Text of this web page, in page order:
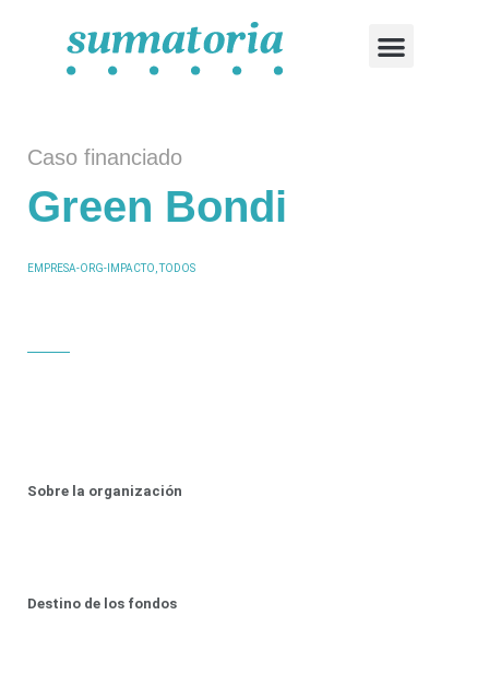
Caso financiado
Green Bondi
EMPRESA-ORG-IMPACTO ,TODOS
Sobre la organización
Destino de los fondos